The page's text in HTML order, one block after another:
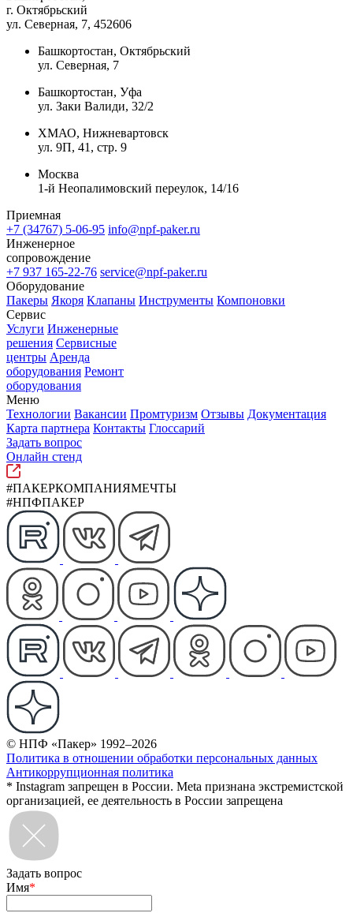
г. Октябрьский
ул. Северная, 7, 452606
Башкортостан, Октябрьский
ул. Северная, 7
Башкортостан, Уфа
ул. Заки Валиди, 32/2
ХМАО, Нижневартовск
ул. 9П, 41, стр. 9
Москва
1-й Неопалимовский переулок, 14/16
Приемная
+7 (34767) 5-06-95 info@npf-paker.ru
Инженерное
сопровождение
+7 937 165-22-76 service@npf-paker.ru
Оборудование
Пакеры Якоря Клапаны Инструменты Компоновки
Сервис
Услуги Инженерные
решения Сервисные
центры Аренда
оборудования Ремонт
оборудования
Меню
Технологии Вакансии Промтуризм Отзывы Документация
Карта партнера Контакты Глоссарий
Задать вопрос
Онлайн стенд
#ПАКЕРКОМПАНИЯМЕЧТЫ
#НПФПАКЕР
© НПФ «Пакер» 1992–2026
Политика в отношении обработки персональных данных
Антикоррупционная политика
* Instagram запрещен в России. Meta признана экстремистской
организацией, ее деятельность в России запрещена
Задать вопрос
Имя*